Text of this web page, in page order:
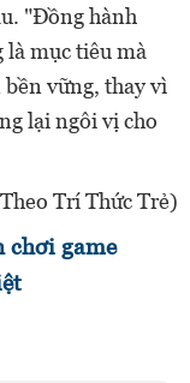
"Đồng hành
là mục tiêu mà
vững, thay vì
lại ngôi vị cho
Trí Thức Trẻ)​
chơi game